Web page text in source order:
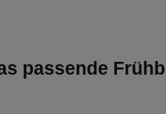
passende